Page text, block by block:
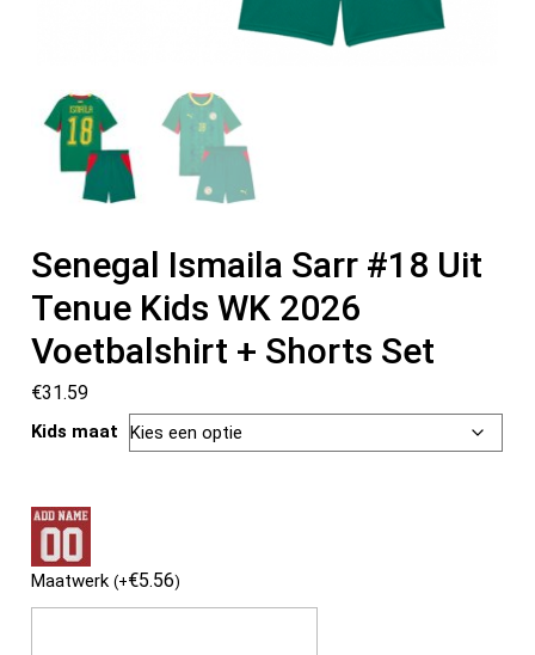
Senegal Ismaila Sarr #18 Uit
Tenue Kids WK 2026
Voetbalshirt + Shorts Set
€31.59
Kids maat
Maatwerk(+€5.56)